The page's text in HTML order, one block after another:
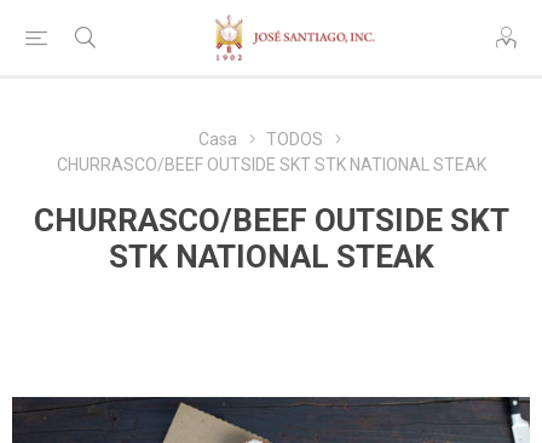
Casa
TODOS
CHURRASCO/BEEF OUTSIDE SKT STK NATIONAL STEAK
CHURRASCO/BEEF OUTSIDE SKT
STK NATIONAL STEAK